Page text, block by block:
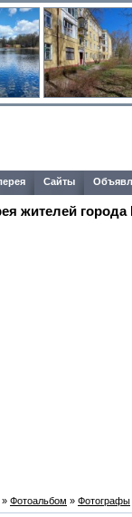
Сайты
жителей города
» Фотоальбом » Фотографы